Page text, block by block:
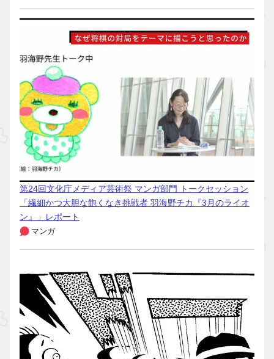
第24回文化庁メディア芸術祭 マンガ部門 トークセッション
「繊細かつ大胆な飽くなき挑戦者 羽海野チカ『3月のライオ
ン』」レポート
マンガ